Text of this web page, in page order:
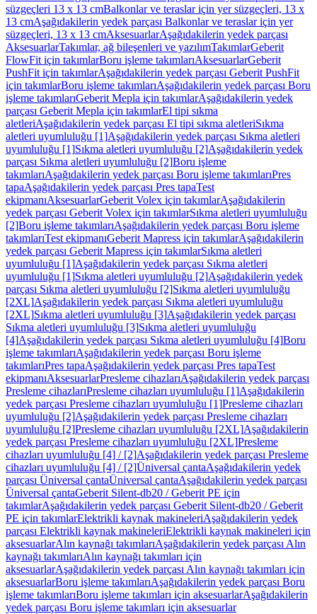
süzgeçleri 13 x 13 cmBalkonlar ve teraslar için yer süzgeçleri, 13 x
13 cmAşağıdakilerin yedek parçası Balkonlar ve teraslar için yer
süzgeçleri, 13 x 13 cmAksesuarlarAşağıdakilerin yedek parçası
AksesuarlarTakımlar, ağ bileşenleri ve yazılımTakımlarGeberit
FlowFit için takımlarBoru işleme takımlarıAksesuarlarGeberit
PushFit için takımlarAşağıdakilerin yedek parçası Geberit PushFit
için takımlarBoru işleme takımlarıAşağıdakilerin yedek parçası Boru
işleme takımlarıGeberit Mepla için takımlarAşağıdakilerin yedek
parçası Geberit Mepla için takımlarEl tipi sıkma
aletleriAşağıdakilerin yedek parçası El tipi sıkma aletleriSıkma
aletleri uyumluluğu [1]Aşağıdakilerin yedek parçası Sıkma aletleri
uyumluluğu [1]Sıkma aletleri uyumluluğu [2]Aşağıdakilerin yedek
parçası Sıkma aletleri uyumluluğu [2]Boru işleme
takımlarıAşağıdakilerin yedek parçası Boru işleme takımlarıPres
tapaAşağıdakilerin yedek parçası Pres tapaTest
ekipmanıAksesuarlarGeberit Volex için takımlarAşağıdakilerin
yedek parçası Geberit Volex için takımlarSıkma aletleri uyumluluğu
[2]Boru işleme takımlarıAşağıdakilerin yedek parçası Boru işleme
takımlarıTest ekipmanıGeberit Mapress için takımlarAşağıdakilerin
yedek parçası Geberit Mapress için takımlarSıkma aletleri
uyumluluğu [1]Aşağıdakilerin yedek parçası Sıkma aletleri
uyumluluğu [1]Sıkma aletleri uyumluluğu [2]Aşağıdakilerin yedek
parçası Sıkma aletleri uyumluluğu [2]Sıkma aletleri uyumluluğu
[2XL]Aşağıdakilerin yedek parçası Sıkma aletleri uyumluluğu
[2XL]Sıkma aletleri uyumluluğu [3]Aşağıdakilerin yedek parçası
Sıkma aletleri uyumluluğu [3]Sıkma aletleri uyumluluğu
[4]Aşağıdakilerin yedek parçası Sıkma aletleri uyumluluğu [4]Boru
işleme takımlarıAşağıdakilerin yedek parçası Boru işleme
takımlarıPres tapaAşağıdakilerin yedek parçası Pres tapaTest
ekipmanıAksesuarlarPresleme cihazlarıAşağıdakilerin yedek parçası
Presleme cihazlarıPresleme cihazları uyumluluğu [1]Aşağıdakilerin
yedek parçası Presleme cihazları uyumluluğu [1]Presleme cihazları
uyumluluğu [2]Aşağıdakilerin yedek parçası Presleme cihazları
uyumluluğu [2]Presleme cihazları uyumluluğu [2XL]Aşağıdakilerin
yedek parçası Presleme cihazları uyumluluğu [2XL]Presleme
cihazları uyumluluğu [4] / [2]Aşağıdakilerin yedek parçası Presleme
cihazları uyumluluğu [4] / [2]Üniversal çantaAşağıdakilerin yedek
parçası Üniversal çantaÜniversal çantaAşağıdakilerin yedek parçası
Üniversal çantaGeberit Silent-db20 / Geberit PE için
takımlarAşağıdakilerin yedek parçası Geberit Silent-db20 / Geberit
PE için takımlarElektrikli kaynak makineleriAşağıdakilerin yedek
parçası Elektrikli kaynak makineleriElektrikli kaynak makineleri için
aksesuarlarAlın kaynağı takımlarıAşağıdakilerin yedek parçası Alın
kaynağı takımlarıAlın kaynağı takımları için
aksesuarlarAşağıdakilerin yedek parçası Alın kaynağı takımları için
aksesuarlarBoru işleme takımlarıAşağıdakilerin yedek parçası Boru
işleme takımlarıBoru işleme takımları için aksesuarlarAşağıdakilerin
yedek parçası Boru işleme takımları için aksesuarlar